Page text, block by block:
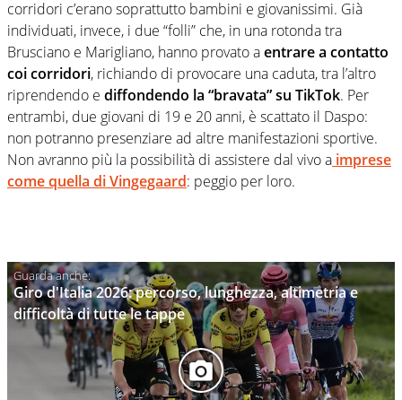
corridori c’erano soprattutto bambini e giovanissimi. Già
individuati, invece, i due “folli” che, in una rotonda tra
Brusciano e Marigliano, hanno provato aentrare a contatto
coi corridori, richiando di provocare una caduta, tra l’altro
riprendendo e diffondendo la “bravata” su TikTok. Per
entrambi, due giovani di 19 e 20 anni, è scattato il Daspo:
non potranno presenziare ad altre manifestazioni sportive.
Non avranno più la possibilità di assistere dal vivo a imprese
come quella di Vingegaard: peggio per loro.
Giro d'Italia 2026: percorso, lunghezza, altimetria e
difficoltà di tutte le tappe